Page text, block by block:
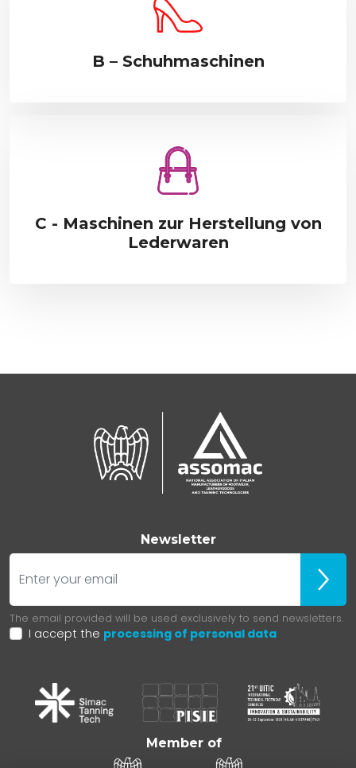
B – Schuhmaschinen
C - Maschinen zur Herstellung von
Lederwaren
Newsletter
E-mail
Iscriviti
The email provided will be used exclusively to send newsletters.
I accept the processing of personal data
Member of